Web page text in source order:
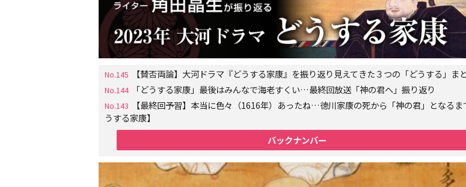
No.145 【賛否両論】大河ドラマ『どうする家康』を振り返り見えてきた３つの「どうする」ま
No.144 「どうする家康」最後はみんなで海老すくい…最終回放送「神の君へ」振り返り
No.143
【最終回予習】本当に色々（1616年）あったね…徳川家康の死から「神の君」となるま
うする家康】
バックナンバー